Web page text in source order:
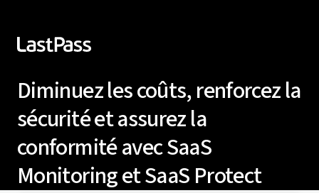
Diminuez les coûts, renforcez la
sécurité et assurez la
conformité avec SaaS
Monitoring et SaaS Protect